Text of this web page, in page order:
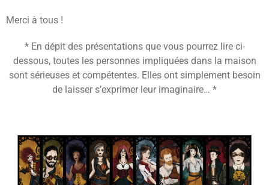
Merci à tous !
* En dépit des présentations que vous pourrez lire ci-
dessous, toutes les personnes impliquées dans la maison
sont sérieuses et compétentes. Elles ont simplement besoin
de laisser s’exprimer leur imaginaire… *